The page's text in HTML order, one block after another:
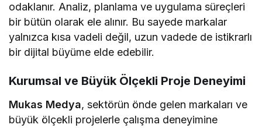
odaklanır. Analiz, planlama ve uygulama süreçleri
bir bütün olarak ele alınır. Bu sayede markalar
yalnızca kısa vadeli değil, uzun vadede de istikrarlı
bir dijital büyüme elde edebilir.
Kurumsal ve Büyük Ölçekli Proje Deneyimi
Mukas Medya, sektörün önde gelen markaları ve
büyük ölçekli projelerle çalışma deneyimine